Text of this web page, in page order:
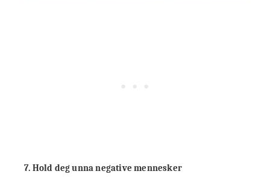
7. Hold deg unna negative mennesker